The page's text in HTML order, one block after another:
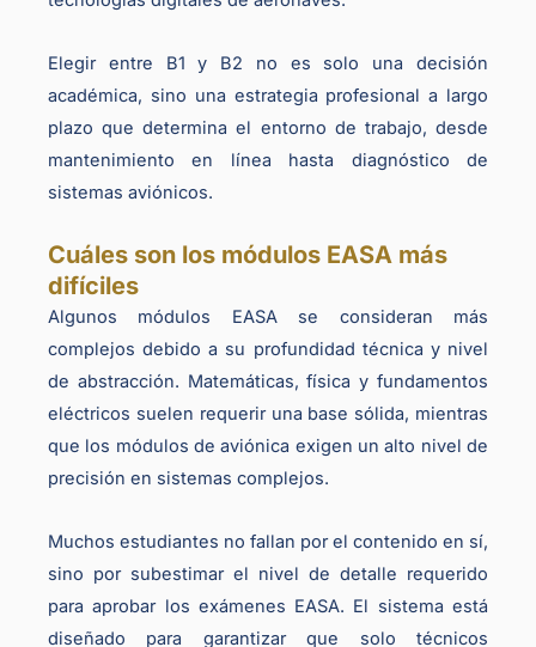
Elegir entre B1 y B2 no es solo una decisión
académica, sino una estrategia profesional a largo
plazo que determina el entorno de trabajo, desde
mantenimiento en línea hasta diagnóstico de
sistemas aviónicos.
Cuáles son los módulos EASA más
difíciles
Algunos módulos EASA se consideran más
complejos debido a su profundidad técnica y nivel
de abstracción. Matemáticas, física y fundamentos
eléctricos suelen requerir una base sólida, mientras
que los módulos de aviónica exigen un alto nivel de
precisión en sistemas complejos.
Muchos estudiantes no fallan por el contenido en sí,
sino por subestimar el nivel de detalle requerido
para aprobar los exámenes EASA. El sistema está
diseñado para garantizar que solo técnicos